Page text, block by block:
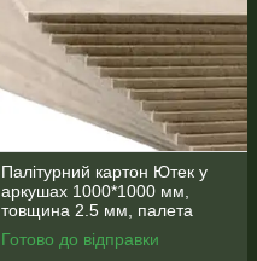
Палітурний картон Ютек у
аркушах 1000*1000 мм,
товщина 2.5 мм, палета
500кг (КПЛ-1000*1000-
2.5/500-1)
Готово до відправки